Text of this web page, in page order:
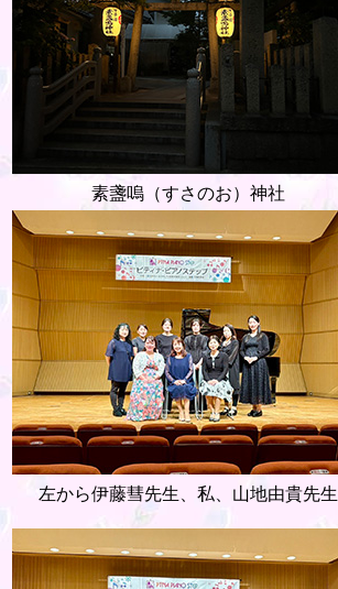
素盞嗚（すさのお）神社
左から伊藤彗先生、私、山地由貴先生